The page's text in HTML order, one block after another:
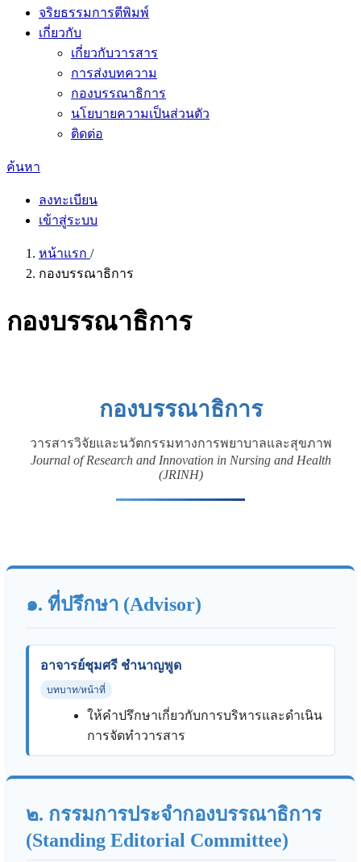
จริยธรรมการตีพิมพ์
เกี่ยวกับ
เกี่ยวกับวารสาร
การส่งบทความ
กองบรรณาธิการ
นโยบายความเป็นส่วนตัว
ติดต่อ
ค้นหา
ลงทะเบียน
เข้าสู่ระบบ
หน้าแรก /
กองบรรณาธิการ
กองบรรณาธิการ
กองบรรณาธิการ
วารสารวิจัยและนวัตกรรมทางการพยาบาลและสุขภาพ
Journal of Research and Innovation in Nursing and Health
(JRINH)
๑. ที่ปรึกษา (Advisor)
อาจารย์ชุมศรี ชำนาญพูด
บทบาท/หน้าที่
ให้คำปรึกษาเกี่ยวกับการบริหารและดำเนิน
การจัดทำวารสาร
๒. กรรมการประจำกองบรรณาธิการ
(Standing Editorial Committee)